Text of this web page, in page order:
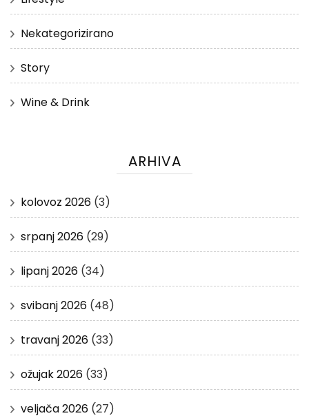
Nekategorizirano
Story
Wine & Drink
ARHIVA
kolovoz 2026 (3)
srpanj 2026 (29)
lipanj 2026 (34)
svibanj 2026 (48)
travanj 2026 (33)
ožujak 2026 (33)
veljača 2026 (27)